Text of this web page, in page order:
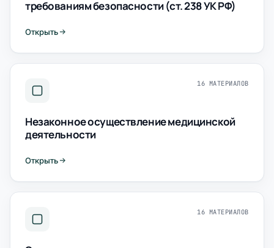
требованиям безопасности (ст. 238 УК РФ)
Открыть
16 МАТЕРИАЛОВ
Незаконное осуществление медицинской
деятельности
Открыть
16 МАТЕРИАЛОВ